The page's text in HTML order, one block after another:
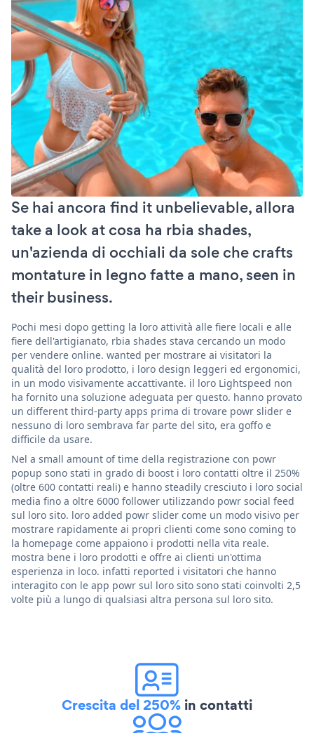
Se hai ancora find it unbelievable, allora
take a look at cosa ha rbia shades,
un'azienda di occhiali da sole che crafts
montature in legno fatte a mano, seen in
their business.
Pochi mesi dopo getting la loro attività alle fiere locali e alle
fiere dell'artigianato, rbia shades stava cercando un modo
per vendere online. wanted per mostrare ai visitatori la
qualità del loro prodotto, i loro design leggeri ed ergonomici,
in un modo visivamente accattivante. il loro Lightspeed non
ha fornito una soluzione adeguata per questo. hanno provato
un different third-party apps prima di trovare powr slider e
nessuno di loro sembrava far parte del sito, era goffo e
difficile da usare.
Nel a small amount of time della registrazione con powr
popup sono stati in grado di boost i loro contatti oltre il 250%
(oltre 600 contatti reali) e hanno steadily cresciuto i loro social
media fino a oltre 6000 follower utilizzando powr social feed
sul loro sito. loro added powr slider come un modo visivo per
mostrare rapidamente ai propri clienti come sono coming to
la homepage come appaiono i prodotti nella vita reale.
mostra bene i loro prodotti e offre ai clienti un'ottima
esperienza in loco. infatti reported i visitatori che hanno
interagito con le app powr sul loro sito sono stati coinvolti 2,5
volte più a lungo di qualsiasi altra persona sul loro sito.
Crescita del 250% in contatti